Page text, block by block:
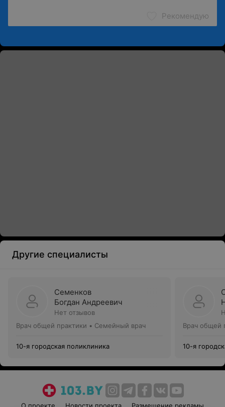
Рекомендую
Другие специалисты
Семенков
Богдан Андреевич
Нет отзывов
Врач общей практики • Семейный врач
10-я городская поликлиника
Врач общей
10-я